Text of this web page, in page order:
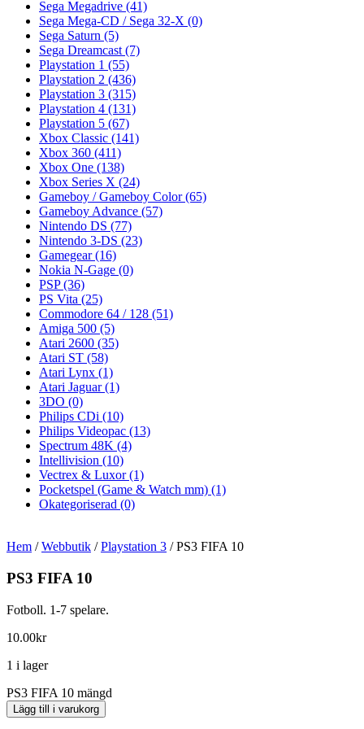
Sega Megadrive (41)
Sega Mega-CD / Sega 32-X (0)
Sega Saturn (5)
Sega Dreamcast (7)
Playstation 1 (55)
Playstation 2 (436)
Playstation 3 (315)
Playstation 4 (131)
Playstation 5 (67)
Xbox Classic (141)
Xbox 360 (411)
Xbox One (138)
Xbox Series X (24)
Gameboy / Gameboy Color(65)
Gameboy Advance (57)
Nintendo DS (77)
Nintendo 3-DS (23)
Gamegear(16)
Nokia N-Gage (0)
PSP(36)
PS Vita (25)
Commodore 64 / 128 (51)
Amiga 500 (5)
Atari 2600 (35)
Atari ST (58)
Atari Lynx (1)
Atari Jaguar(1)
3DO (0)
Philips CDi (10)
Philips Videopac (13)
Spectrum 48K (4)
Intellivision (10)
Vectrex & Luxor(1)
Pocketspel (Game & Watch mm) (1)
Okategoriserad (0)
Hem /Webbutik /Playstation 3 / PS3 FIFA 10
PS3 FIFA 10
Fotboll. 1-7 spelare.
10.00kr
1 i lager
PS3 FIFA 10 mängd
Lägg till i varukorg